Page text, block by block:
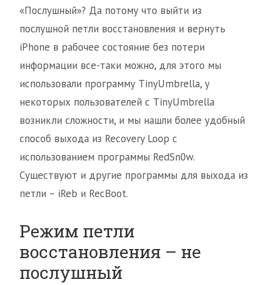
«Послушный»? Да потому что выйти из
послушной петли восстановления и вернуть
iPhone в рабочее состояние без потери
информации все-таки можно, для этого мы
использовали программу TinyUmbrella, у
некоторых пользователей с TinyUmbrella
возникли сложности, и мы нашли более удобный
способ выхода из Recovery Loop с
использованием программы RedSn0w.
Существуют и другие программы для выхода из
петли – iReb и RecBoot.
Режим петли
восстановления – не
послушный